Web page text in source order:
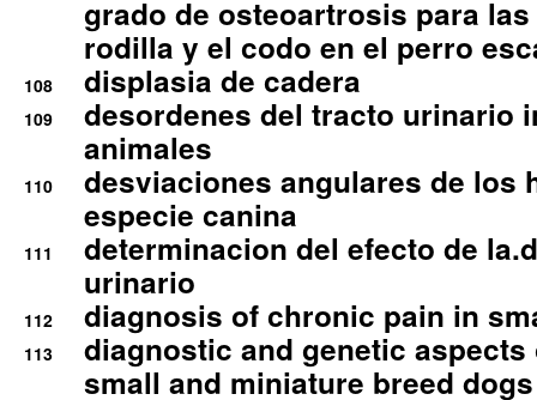
grado de osteoartrosis para
rodilla y el codo en el perro
108 displasia de cadera
109
desordenes del tracto urinario
animales
110
desviaciones angulares de los
especie canina
111
determinacion del efecto de
urinario
112 diagnosis of chronic pain in
113
diagnostic and genetic
small and miniature breed